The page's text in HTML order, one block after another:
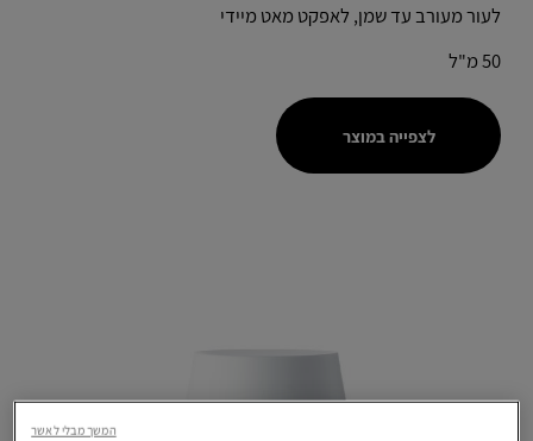
לעור מעורב עד שמן, לאפקט מאט מיידי
50 מ"ל
לצפייה במוצר
המשך מבלי לאשר